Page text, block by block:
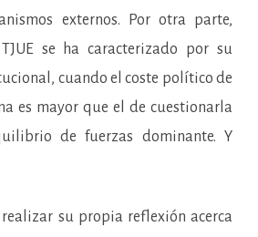
externos. Por otra parte,
se ha caracterizado por su
cuando el coste político de
es mayor que el de cuestionarla
de fuerzas dominante. Y
su propia reflexión acerca